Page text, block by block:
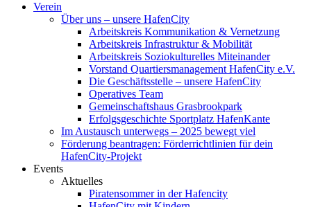
Verein
Über uns – unsere HafenCity
Arbeitskreis Kommunikation & Vernetzung
Arbeitskreis Infrastruktur & Mobilität
Arbeitskreis Soziokulturelles Miteinander
Vorstand Quartiersmanagement HafenCity e.V.
Die Geschäftsstelle – unsere HafenCity
Operatives Team
Gemeinschaftshaus Grasbrookpark
Erfolgsgeschichte Sportplatz HafenKante
Im Austausch unterwegs – 2025 bewegt viel
Förderung beantragen: Förderrichtlinien für dein
HafenCity-Projekt
Events
Aktuelles
Piratensommer in der Hafencity